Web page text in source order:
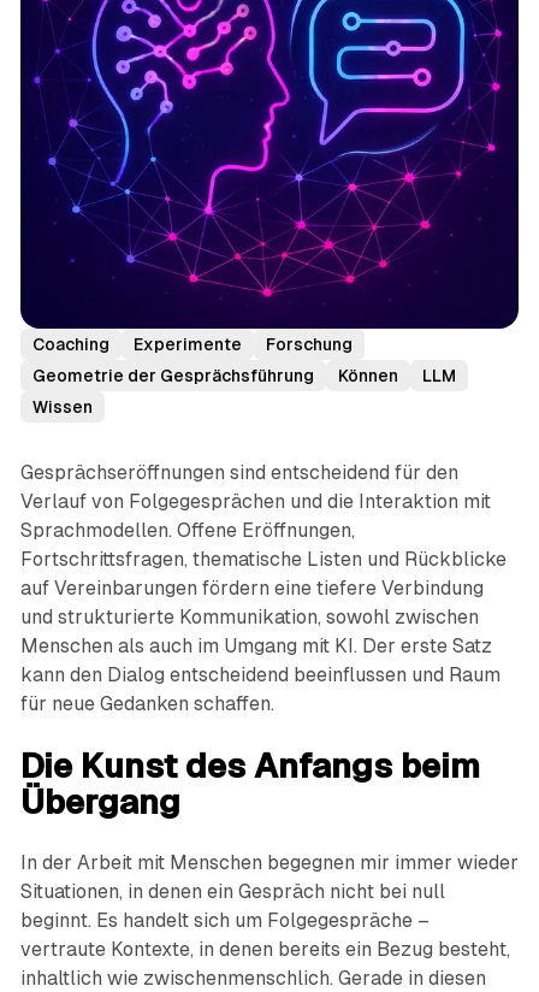
Coaching Experimente
Forschung
Geometrie der Gesprächsführung
Können
LLM
Wissen
Gesprächseröffnungen sind entscheidend für den
Verlauf von Folgegesprächen und die Interaktion mit
Sprachmodellen. Offene Eröffnungen,
Fortschrittsfragen, thematische Listen und Rückblicke
auf Vereinbarungen fördern eine tiefere Verbindung
und strukturierte Kommunikation, sowohl zwischen
Menschen als auch im Umgang mit KI. Der erste Satz
kann den Dialog entscheidend beeinflussen und Raum
für neue Gedanken schaffen.
Die Kunst des Anfangs beim
Übergang
In der Arbeit mit Menschen begegnen mir immer wieder
Situationen, in denen ein Gespräch nicht bei null
beginnt. Es handelt sich um Folgegespräche –
vertraute Kontexte, in denen bereits ein Bezug besteht,
inhaltlich wie zwischenmenschlich. Gerade in diesen